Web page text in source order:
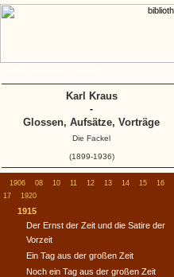
1906 08 10 11 12 13 14 15
16
17
1920
1915
Der Ernst der Zeit und die Satire der
Vorzeit
Ein Tag aus der großen Zeit
Noch ein Tag aus der großen Zeit
Karl Kraus
-
Glossen, Aufsätze, Vorträge
Die Fackel
(1899-1936)